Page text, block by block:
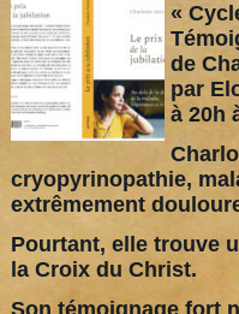
«
de
par
à 20h
cryopyrinopathie,
extrêmement
Pourtant, elle trouve
la Croix du Christ.